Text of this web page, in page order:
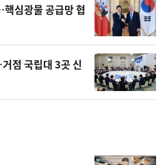
심광물 공급망 협
점 국립대 3곳 신